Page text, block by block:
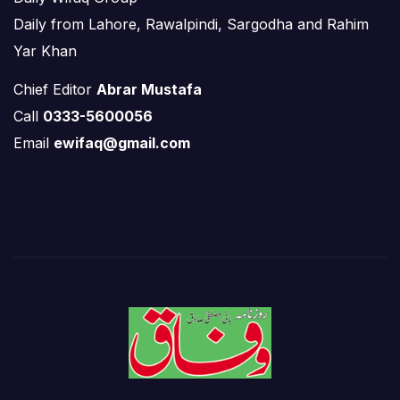
Daily from Lahore, Rawalpindi, Sargodha and Rahim
Yar Khan
Chief Editor Abrar Mustafa
Call 0333-5600056
Email ewifaq@gmail.com